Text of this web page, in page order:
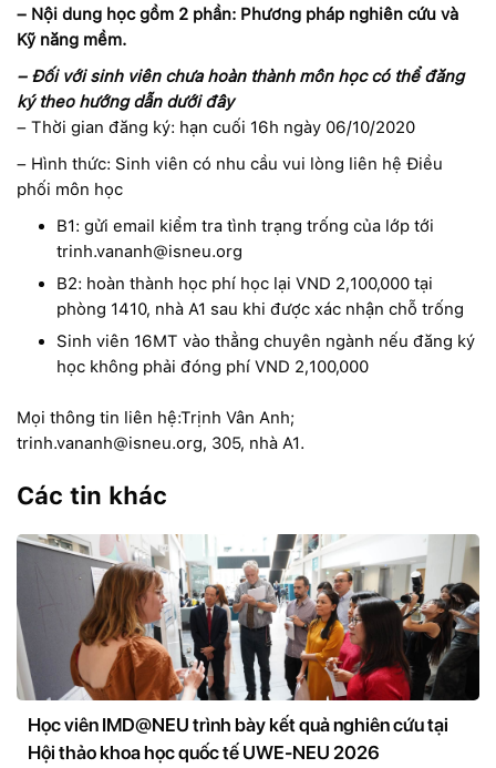
– Nội dung học gồm 2 phần: Phương pháp nghiên cứu và
Kỹ năng mềm.
– Đối với sinh viên chưa hoàn thành môn học có thể đăng
ký theo hướng dẫn dưới đây
– Thời gian đăng ký: hạn cuối 16h ngày 06/10/2020
– Hình thức: Sinh viên có nhu cầu vui lòng liên hệ Điều
phối môn học
B1: gửi email kiểm tra tình trạng trống của lớp tới
trinh.vananh@isneu.org
B2: hoàn thành học phí học lại VND 2,100,000 tại
phòng 1410, nhà A1 sau khi được xác nhận chỗ trống
Sinh viên 16MT vào thẳng chuyên ngành nếu đăng ký
học không phải đóng phí VND 2,100,000
Mọi thông tin liên hệ:Trịnh Vân Anh;
trinh.vananh@isneu.org, 305, nhà A1.
Các tin khác
Học viên IMD@NEU trình bày kết quả nghiên cứu tại
Hội thảo khoa học quốc tế UWE-NEU 2026